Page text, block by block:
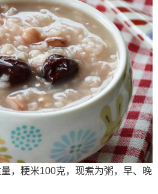
，粳米100克，现煮为粥，早、晚